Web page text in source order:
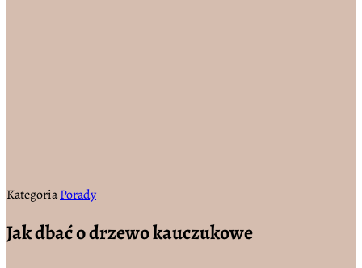
KategoriaPorady
Jak dbać o drzewo kauczukowe